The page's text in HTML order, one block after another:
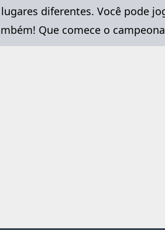
diferentes. Você pode
Que comece o